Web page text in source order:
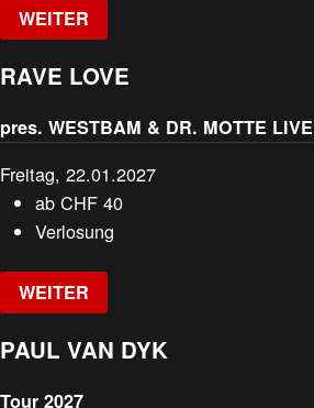
WEITER
RAVE LOVE
pres. WESTBAM & DR. MOTTE LIVE
Freitag, 22.01.2027
abCHF 40
Verlosung
WEITER
PAUL VAN DYK
Tour 2027